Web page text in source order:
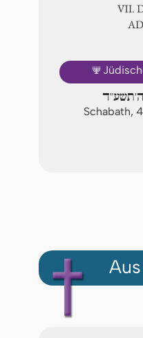
Ⅶ.
🕎
Schabath,